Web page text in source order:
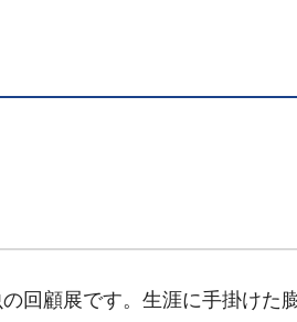
回顧展です。生涯に手掛けた